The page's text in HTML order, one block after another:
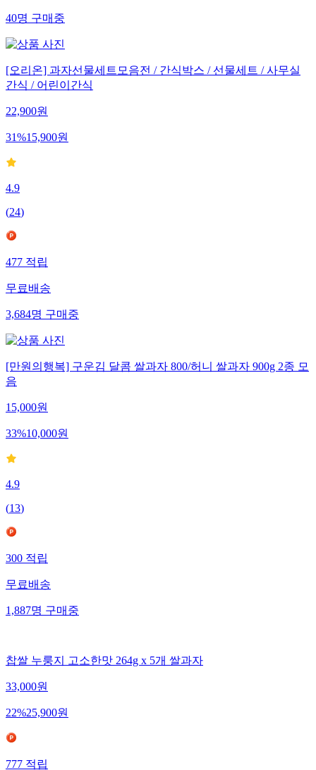
40명구매중
[오리온] 과자선물세트모음전 / 간식박스 / 선물세트 / 사무실
간식 / 어린이간식
22,900원
31%15,900원
4.9
(24)
477적립
무료배송
3,684명구매중
[만원의행복] 구운김 달콤 쌀과자 800/허니 쌀과자 900g 2종 모
음
15,000원
33%10,000원
4.9
(13)
300적립
무료배송
1,887명구매중
찹쌀 누룽지 고소한맛 264g x 5개 쌀과자
33,000원
22%25,900원
777적립